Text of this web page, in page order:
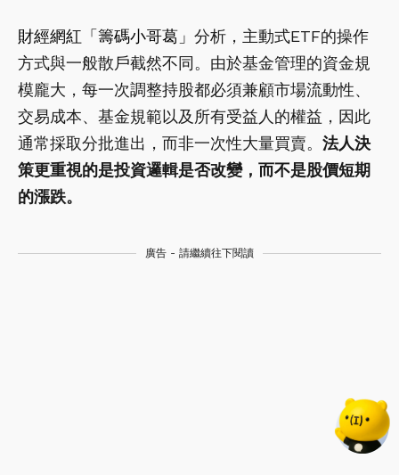
財經網紅「籌碼小哥葛」 分析，主動式ETF的操作
方式與一般散戶截然不同。由於基金管理的資金規
模龐大，每一次調整持股都必須兼顧市場流動性、
交易成本、基金規範以及所有受益人的權益，因此
通常採取分批進出，而非一次性大量買賣。 法人決
策更重視的是投資邏輯是否改變，而不是股價短期
的漲跌。
廣告 - 請繼續往下閱讀